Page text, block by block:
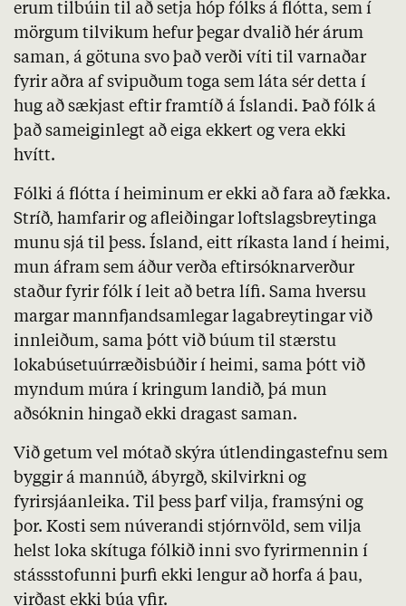
erum tilbúin til að setja hóp fólks á flótta, sem í
mörgum tilvikum hefur þegar dvalið hér árum
saman, á götuna svo það verði víti til varnaðar
fyrir aðra af svipuðum toga sem láta sér detta í
hug að sækjast eftir framtíð á Íslandi. Það fólk á
það sameiginlegt að eiga ekkert og vera ekki
hvítt.
Fólki á flótta í heiminum er ekki að fara að fækka.
Stríð, hamfarir og afleiðingar loftslagsbreytinga
munu sjá til þess. Ísland, eitt ríkasta land í heimi,
mun áfram sem áður verða eftirsóknarverður
staður fyrir fólk í leit að betra lífi. Sama hversu
margar mannfjandsamlegar lagabreytingar við
innleiðum, sama þótt við búum til stærstu
lokabúsetuúrræðisbúðir í heimi, sama þótt við
myndum múra í kringum landið, þá mun
aðsóknin hingað ekki dragast saman.
Við getum vel mótað skýra útlendingastefnu sem
byggir á mannúð, ábyrgð, skilvirkni og
fyrirsjáanleika. Til þess þarf vilja, framsýni og
þor. Kosti sem núverandi stjórnvöld, sem vilja
helst loka skítuga fólkið inni svo fyrirmennin í
stássstofunni þurfi ekki lengur að horfa á þau,
virðast ekki búa yfir.